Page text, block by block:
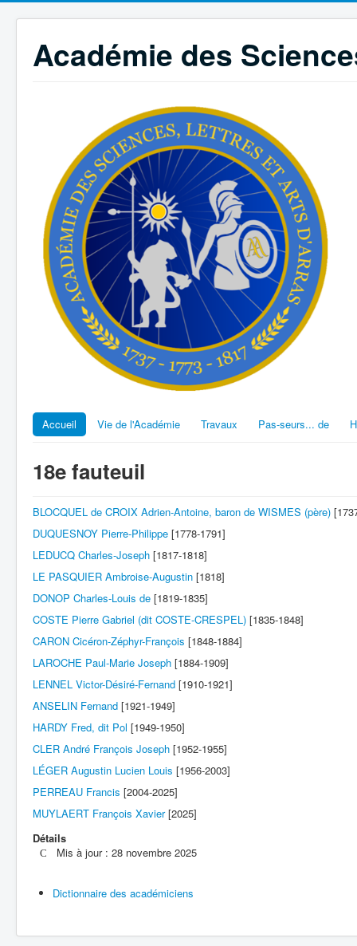
Académie des
Accueil Vie de l'Académie Travaux Pas-seurs... de
18e fauteuil
BLOCQUEL de CROIX Adrien-Antoine, baron de WISMES (père)
DUQUESNOY Pierre-Philippe [1778-1791]
LEDUCQ Charles-Joseph [1817-1818]
LE PASQUIER Ambroise-Augustin [1818]
DONOP Charles-Louis de [1819-1835]
COSTE Pierre Gabriel (dit COSTE-CRESPEL) [1835-1848]
CARON Cicéron-Zéphyr-François [1848-1884]
LAROCHE Paul-Marie Joseph [1884-1909]
LENNEL Victor-Désiré-Fernand [1910-1921]
ANSELIN Fernand [1921-1949]
HARDY Fred, dit Pol [1949-1950]
CLER André François Joseph [1952-1955]
LÉGER Augustin Lucien Louis [1956-2003]
PERREAU Francis [2004-2025]
MUYLAERT François Xavier[2025]
Détails
Mis à jour : 28 novembre 2025
Dictionnaire des académiciens